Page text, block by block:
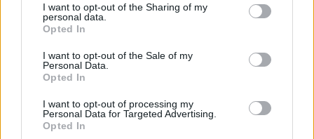
not limited to your visit or usage behaviour. You may click to
grant or deny consent to Google and its third-party tags to
use your data for below specified purposes in below Google
consent section.
I want to opt-out of the Sharing of my
personal data.
Opted In
I want to opt-out of the Sale of my
Personal Data.
Opted In
I want to opt-out of processing my
Personal Data for Targeted Advertising.
Opted In